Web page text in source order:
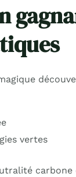
vertes